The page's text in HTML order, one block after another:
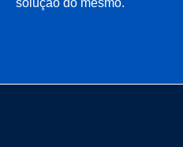
solução do mesmo.